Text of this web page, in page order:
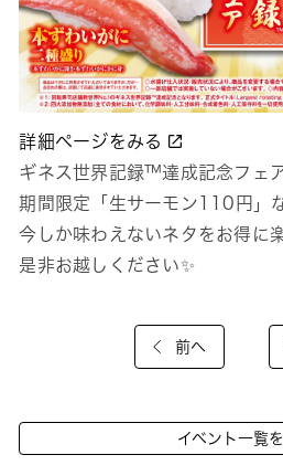
詳細ページをみる
ギネス世界記録™達成記念フェ
期間限定「生サーモン110円」
今しか味わえないネタをお得に
是非お越しください✨
前へ
イベント一覧